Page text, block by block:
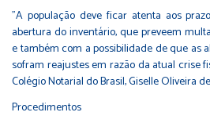
"A população deve ficar atenta aos
abertura do inventário, que preveem
e também com a possibilidade de que as
sofram reajustes em razão da atual crise
Colégio Notarial do Brasil, Giselle Oliveira
Procedimentos